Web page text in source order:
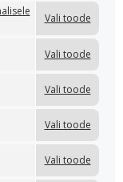
Vali toode
Vali toode
Vali toode
Vali toode
Vali toode